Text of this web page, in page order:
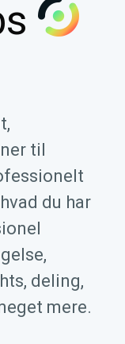
til
du har
deling,
mere.